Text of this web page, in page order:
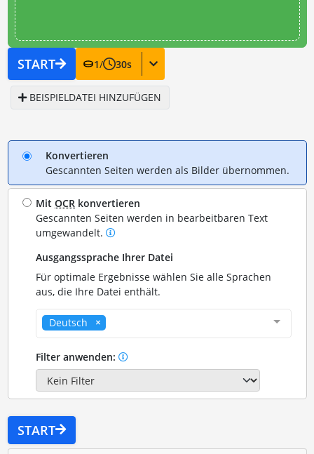
START 1/ 30s
BEISPIELDATEI HINZUFÜGEN
Konvertieren
Gescannten Seiten werden als Bilder übernommen.
MitOCR konvertieren
Gescannten Seiten werden in bearbeitbaren Text
umgewandelt.
Ausgangssprache Ihrer Datei
Für optimale Ergebnisse wählen Sie alle Sprachen
aus, die Ihre Datei enthält.
Deutsch
Filter anwenden:
START